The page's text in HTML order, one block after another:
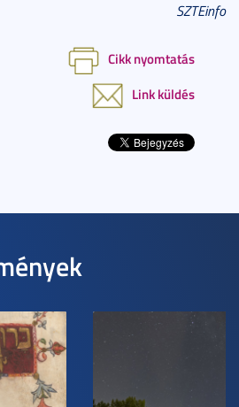
SZTEinfo
Cikk nyomtatás
Link küldés